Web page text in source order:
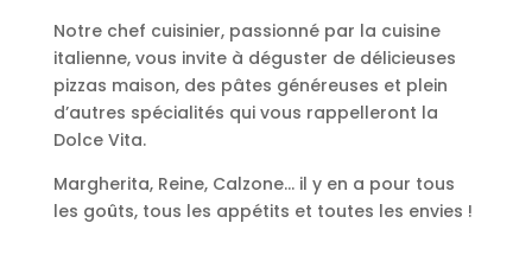
Notre chef cuisinier, passionné par la cuisine
italienne, vous invite à déguster de délicieuses
pizzas maison, des pâtes généreuses et plein
d’autres spécialités qui vous rappelleront la
Dolce Vita.
Margherita, Reine, Calzone… il y en a pour tous
les goûts, tous les appétits et toutes les envies !